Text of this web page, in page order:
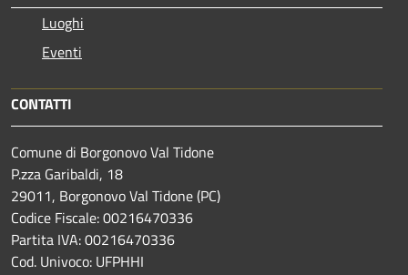
Luoghi
Eventi
CONTATTI
Comune di Borgonovo Val Tidone
P.zza Garibaldi, 18
29011, Borgonovo Val Tidone (PC)
Codice Fiscale: 00216470336
Partita IVA: 00216470336
Cod. Univoco: UFPHHI